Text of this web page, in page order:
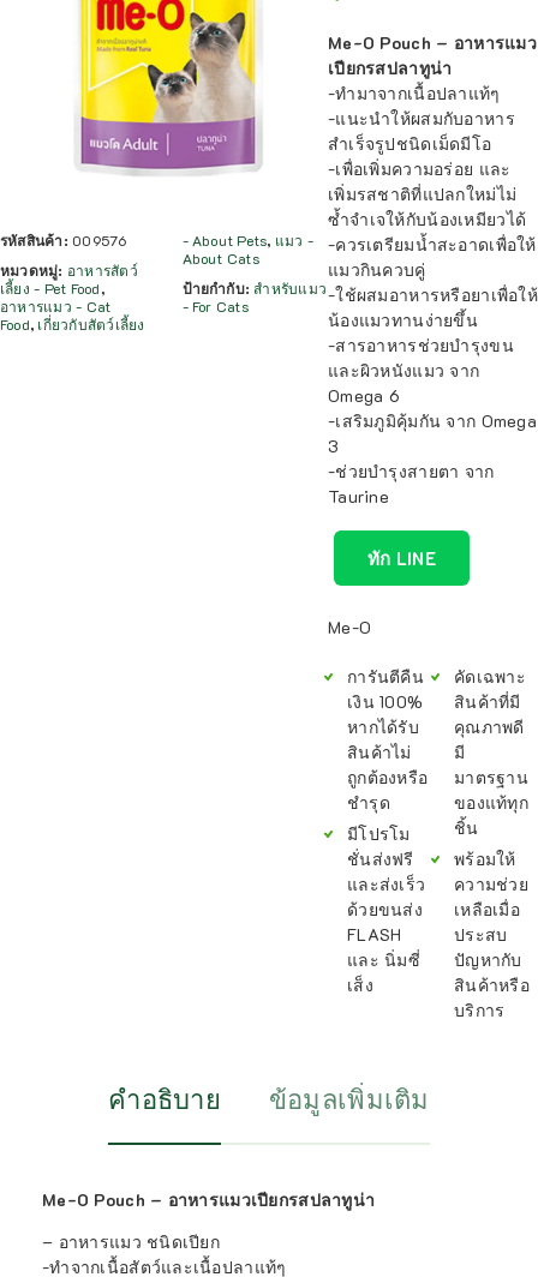
รหัสสินค้า: 009576
หมวดหมู่: อาหารสัตว์
เลี้ยง - Pet Food,
อาหารแมว - Cat
Food, เกี่ยวกับสัตว์เลี้ยง
- About Pets, แมว -
About Cats
ป้ายกำกับ:สำหรับแมว
- For Cats
Me-O Pouch – อาหารแมว
เปียกรสปลาทูน่า
-ทำมาจากเนื้อปลาแท้ๆ
-แนะนำให้ผสมกับอาหาร
สำเร็จรูปชนิดเม็ดมีโอ
-เพื่อเพิ่มความอร่อย และ
เพิ่มรสชาติที่แปลกใหม่ไม่
ซ้ำจำเจให้กับน้องเหมียวได้
-ควรเตรียมน้ำสะอาดเพื่อให้
แมวกินควบคู่
-ใช้ผสมอาหารหรือยาเพื่อให้
น้องแมวทานง่ายขึ้น
-สารอาหารช่วยบำรุงขน
และผิวหนังแมว จาก
Omega 6
-เสริมภูมิคุ้มกัน จาก Omega
3
-ช่วยบำรุงสายตา จาก
Taurine
ทัก LINE
Me-O
การันตีคืน
เงิน 100%
หากได้รับ
สินค้าไม่
ถูกต้องหรือ
ชำรุด
มีโปรโม
ชั่นส่งฟรี
และส่งเร็ว
ด้วยขนส่ง
FLASH
และ นิ่มซี่
เส็ง
คัดเฉพาะ
สินค้าที่มี
คุณภาพดี
มี
มาตรฐาน
ของแท้ทุก
ชิ้น
พร้อมให้
ความช่วย
เหลือเมื่อ
ประสบ
ปัญหากับ
สินค้าหรือ
บริการ
คำอธิบาย ข้อมูลเพิ่มเติม
Me-O Pouch – อาหารแมวเปียกรสปลาทูน่า
– อาหารแมว ชนิดเปียก
-ทำจากเนื้อสัตว์และเนื้อปลาแท้ๆ